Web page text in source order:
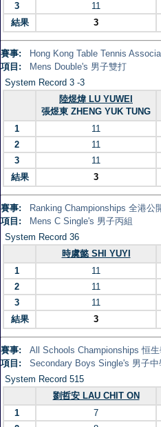
3
11
結果
3
賽事:
Hong Kong Table Tennis
項目:
Mens Double's 男子雙打
System Record 3 -3
陸煜煒 LU YUWEI
張煜東 ZHENG YUK TUNG
1
11
2
11
3
11
結果
3
賽事:
Ranking Championships 全港公
項目:
Mens C Single's 男子丙組
System Record 36
時虞懿 SHI YUYI
1
11
2
11
3
11
結果
3
賽事:
All Schools Championships 恒
項目:
Secondary Boys Single's 男子中
System Record 515
劉哲安 LAU CHIT ON
1
7